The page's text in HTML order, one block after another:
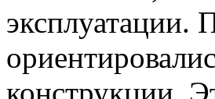
эксплуатации.